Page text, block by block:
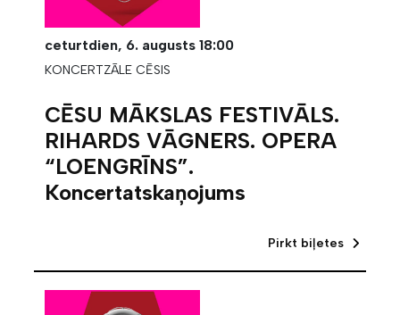
ceturtdien, 6. augusts 18:00
KONCERTZĀLE CĒSIS
CĒSU MĀKSLAS FESTIVĀLS.
RIHARDS VĀGNERS. OPERA
“LOENGRĪNS”.
Koncertatskaņojums
Pirkt biļetes